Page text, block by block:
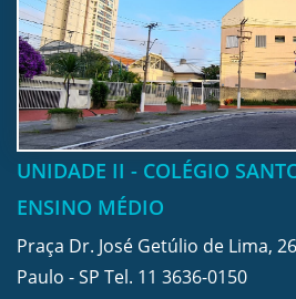
UNIDADE II - COLÉGIO
ENSINO MÉDIO
Praça Dr. José Getúlio de Lima,
Paulo - SP Tel. 11 3636-0150